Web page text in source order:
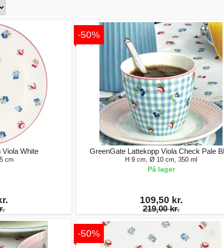
Viola White
cm
-50%
GreenGate Lattekopp Viola Check Pale
H 9 cm, Ø 10 cm, 350 ml
På lager
109,50 kr.
219,00 kr.
-50%